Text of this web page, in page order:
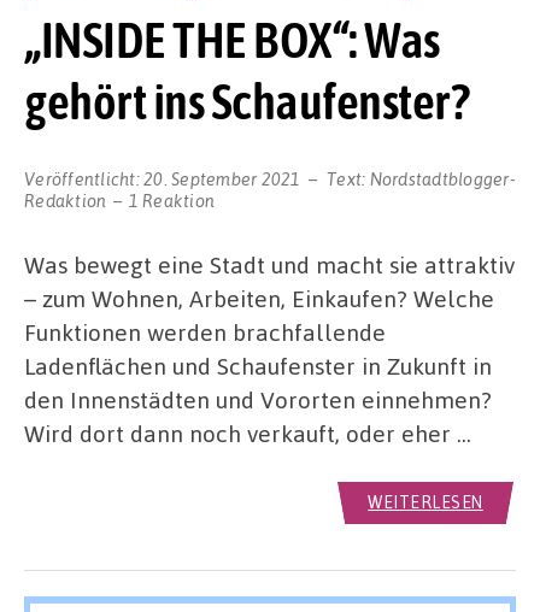
„INSIDE THE BOX“: Was
gehört ins Schaufenster?
Veröffentlicht:20. September 2021 Text: Nordstadtblogger-
Redaktion
1 Reaktion
Was bewegt eine Stadt und macht sie attraktiv
– zum Wohnen, Arbeiten, Einkaufen? Welche
Funktionen werden brachfallende
Ladenflächen und Schaufenster in Zukunft in
den Innenstädten und Vororten einnehmen?
Wird dort dann noch verkauft, oder eher …
WEITERLESEN